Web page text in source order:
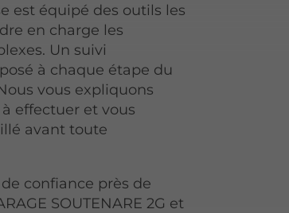
est équipé des outils les
en charge les
Un suivi
à chaque étape du
vous expliquons
effectuer et vous
avant toute
confiance près de
SOUTENARE 2G et